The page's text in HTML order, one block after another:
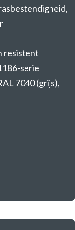
resistent
serie
7040 (grijs),